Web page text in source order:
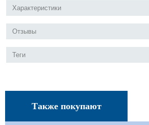
Характеристики
Отзывы
Теги
Также покупают